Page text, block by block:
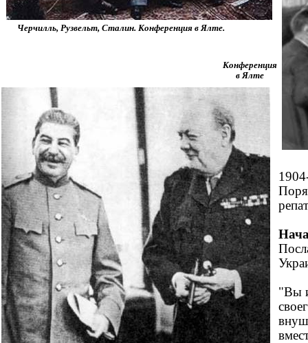
Черчилль, Рузвельт, Сталин. Конференция в Ялте.
Конференция
в Ялте
"Вы